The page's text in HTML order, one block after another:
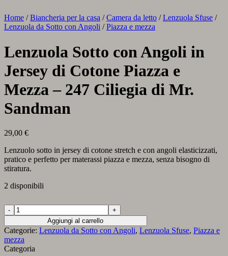
Home / Biancheria per la casa / Camera da letto / Lenzuola Sfuse /
Lenzuola da Sotto con Angoli / Piazza e mezza
Lenzuola Sotto con Angoli in
Jersey di Cotone Piazza e
Mezza – 247 Ciliegia di Mr.
Sandman
29,00 €
Lenzuolo sotto in jersey di cotone stretch e con angoli elasticizzati,
pratico e perfetto per materassi piazza e mezza, senza bisogno di
stiratura.
2 disponibili
Lenzuola
Sotto
con
Angoli
in
Jersey
Aggiungi al carrello
Categorie: Lenzuola da Sotto con Angoli, Lenzuola Sfuse, Piazza e
mezza
Categoria